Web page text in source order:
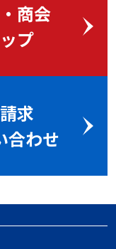
商会
プ
求
合わせ